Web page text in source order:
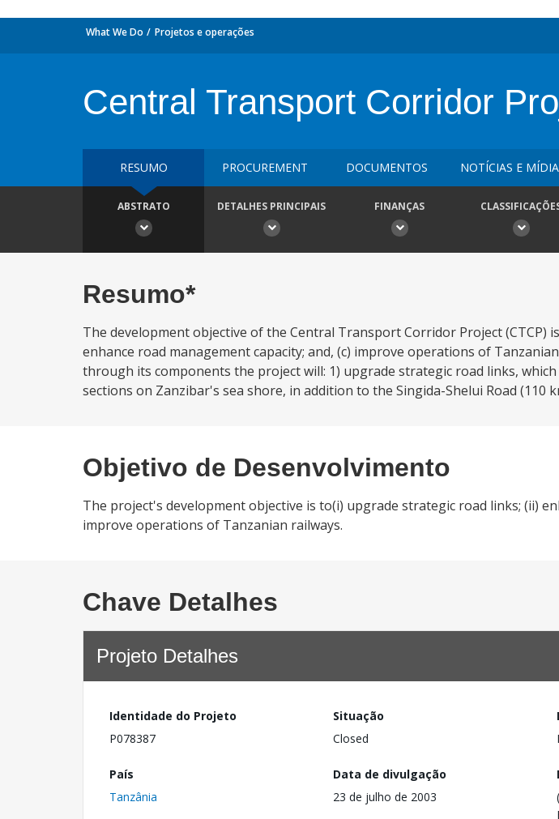
What We Do Projetos e operações
Central Transport Corridor
RESUMO PROCUREMENT DOCUMENTOS NOTÍCIAS E MÍDIA
ABSTRATO DETALHES PRINCIPAIS FINANÇAS
Resumo*
The development objective of the Central Transport Corridor Project (CTCP)
enhance road management capacity; and, (c) improve operations of Tanzanian
through its components the project will: 1) upgrade strategic road links,
sections on Zanzibar's sea shore, in addition to the Singida-Shelui Road (110
Objetivo de Desenvolvimento
The project's development objective is to(i) upgrade strategic road links; (ii)
improve operations of Tanzanian railways.
Chave Detalhes
Projeto Detalhes
Identidade do Projeto
P078387
Situação
Closed
País
Tanzânia
Data de divulgação
23 de julho de 2003